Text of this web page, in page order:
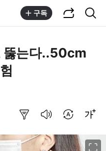
구독
뚫는다..50cm